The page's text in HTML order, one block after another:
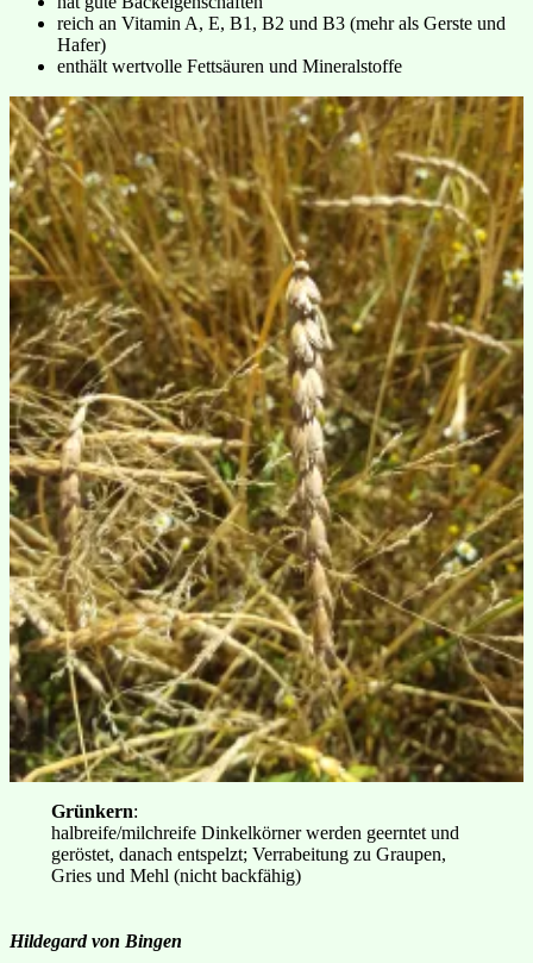
reich an Vitamin A, E, B1, B2 und B3 (mehr als Gerste und
Hafer)
enthält wertvolle Fettsäuren und Mineralstoffe
Grünkern:
halbreife/milchreife Dinkelkörner werden geerntet und
geröstet, danach entspelzt; Verrabeitung zu Graupen,
Gries und Mehl (nicht backfähig)
Hildegard von Bingen